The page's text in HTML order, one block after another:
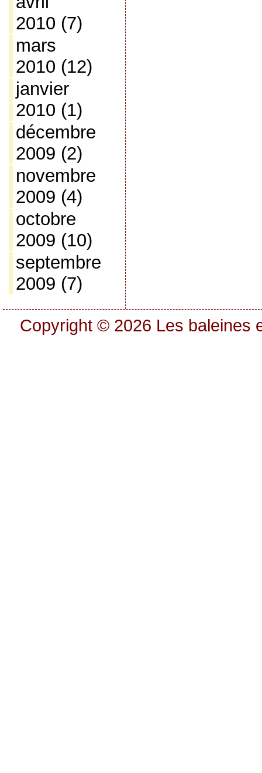
2010 (7)
mars
2010 (12)
janvier
2010 (1)
décembre
2009 (2)
novembre
2009 (4)
octobre
2009 (10)
septembre
2009 (7)
Copyright © 2026 Les baleines